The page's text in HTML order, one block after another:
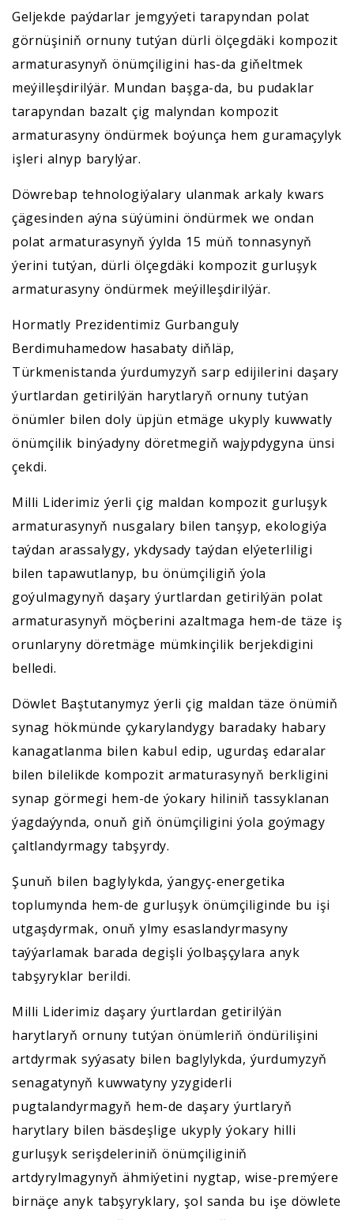
Geljekde paýdarlar jemgyýeti tarapyndan polat
görnüşiniň ornuny tutýan dürli ölçegdäki kompozit
armaturasynyň önümçiligini has-da giňeltmek
meýilleşdirilýär. Mundan başga-da, bu pudaklar
tarapyndan bazalt çig malyndan kompozit
armaturasyny öndürmek boýunça hem guramaçylyk
işleri alnyp barylýar.
Döwrebap tehnologiýalary ulanmak arkaly kwars
çägesinden aýna süýümini öndürmek we ondan
polat armaturasynyň ýylda 15 müň tonnasynyň
ýerini tutýan, dürli ölçegdäki kompozit gurluşyk
armaturasyny öndürmek meýilleşdirilýär.
Hormatly Prezidentimiz Gurbanguly
Berdimuhamedow hasabaty diňläp,
Türkmenistanda ýurdumyzyň sarp edijilerini daşary
ýurtlardan getirilýän harytlaryň ornuny tutýan
önümler bilen doly üpjün etmäge ukyply kuwwatly
önümçilik binýadyny döretmegiň wajypdygyna ünsi
çekdi.
Milli Liderimiz ýerli çig maldan kompozit gurluşyk
armaturasynyň nusgalary bilen tanşyp, ekologiýa
taýdan arassalygy, ykdysady taýdan elýeterliligi
bilen tapawutlanyp, bu önümçiligiň ýola
goýulmagynyň daşary ýurtlardan getirilýän polat
armaturasynyň möçberini azaltmaga hem-de täze iş
orunlaryny döretmäge mümkinçilik berjekdigini
belledi.
Döwlet Baştutanymyz ýerli çig maldan täze önümiň
synag hökmünde çykarylandygy baradaky habary
kanagatlanma bilen kabul edip, ugurdaş edaralar
bilen bilelikde kompozit armaturasynyň berkligini
synap görmegi hem-de ýokary hiliniň tassyklanan
ýagdaýynda, onuň giň önümçiligini ýola goýmagy
çaltlandyrmagy tabşyrdy.
Şunuň bilen baglylykda, ýangyç-energetika
toplumynda hem-de gurluşyk önümçiliginde bu işi
utgaşdyrmak, onuň ylmy esaslandyrmasyny
taýýarlamak barada degişli ýolbaşçylara anyk
tabşyryklar berildi.
Milli Liderimiz daşary ýurtlardan getirilýän
harytlaryň ornuny tutýan önümleriň öndürilişini
artdyrmak syýasaty bilen baglylykda, ýurdumyzyň
senagatynyň kuwwatyny yzygiderli
pugtalandyrmagyň hem-de daşary ýurtlaryň
harytlary bilen bäsdeşlige ukyply ýokary hilli
gurluşyk serişdeleriniň önümçiliginiň
artdyrylmagynyň ähmiýetini nygtap, wise-premýere
birnäçe anyk tabşyryklary, şol sanda bu işe döwlete